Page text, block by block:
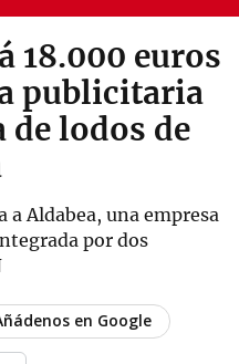
18.000 euros
publicitaria
lodos de
a Aldabea, una empresa
por dos
en Google